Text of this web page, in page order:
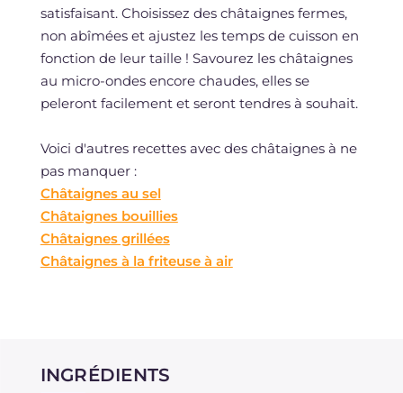
satisfaisant. Choisissez des châtaignes fermes,
non abîmées et ajustez les temps de cuisson en
fonction de leur taille ! Savourez les châtaignes
au micro-ondes encore chaudes, elles se
peleront facilement et seront tendres à souhait.
Voici d'autres recettes avec des châtaignes à ne
pas manquer :
Châtaignes au sel
Châtaignes bouillies
Châtaignes grillées
Châtaignes à la friteuse à air
INGRÉDIENTS